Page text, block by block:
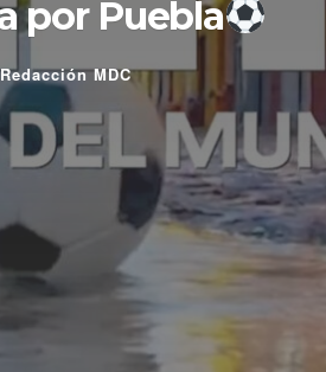
por Puebla
Redacción MDC